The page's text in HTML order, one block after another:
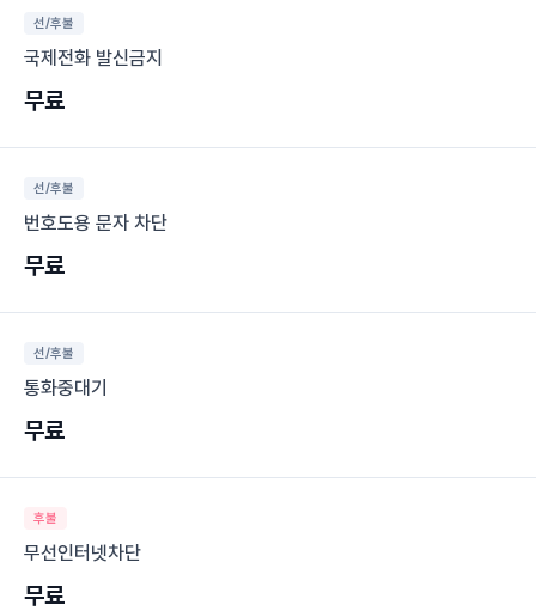
선/후불
국제전화 발신금지
무료
선/후불
번호도용 문자 차단
무료
선/후불
통화중대기
무료
후불
무선인터넷차단
무료